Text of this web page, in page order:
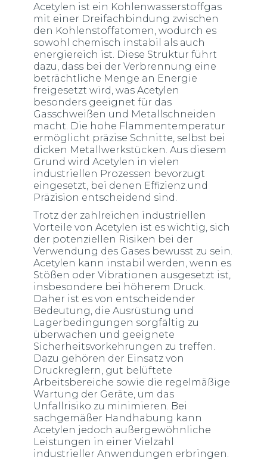
Acetylen ist ein Kohlenwasserstoffgas
mit einer Dreifachbindung zwischen
den Kohlenstoffatomen, wodurch es
sowohl chemisch instabil als auch
energiereich ist. Diese Struktur führt
dazu, dass bei der Verbrennung eine
beträchtliche Menge an Energie
freigesetzt wird, was Acetylen
besonders geeignet für das
Gasschweißen und Metallschneiden
macht. Die hohe Flammentemperatur
ermöglicht präzise Schnitte, selbst bei
dicken Metallwerkstücken. Aus diesem
Grund wird Acetylen in vielen
industriellen Prozessen bevorzugt
eingesetzt, bei denen Effizienz und
Präzision entscheidend sind.
Trotz der zahlreichen industriellen
Vorteile von Acetylen ist es wichtig, sich
der potenziellen Risiken bei der
Verwendung des Gases bewusst zu sein.
Acetylen kann instabil werden, wenn es
Stößen oder Vibrationen ausgesetzt ist,
insbesondere bei höherem Druck.
Daher ist es von entscheidender
Bedeutung, die Ausrüstung und
Lagerbedingungen sorgfältig zu
überwachen und geeignete
Sicherheitsvorkehrungen zu treffen.
Dazu gehören der Einsatz von
Druckreglern, gut belüftete
Arbeitsbereiche sowie die regelmäßige
Wartung der Geräte, um das
Unfallrisiko zu minimieren. Bei
sachgemäßer Handhabung kann
Acetylen jedoch außergewöhnliche
Leistungen in einer Vielzahl
industrieller Anwendungen erbringen.